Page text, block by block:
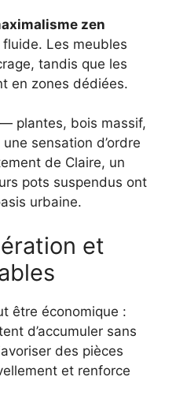
zen
Les meubles
tandis que les
en zones dédiées.
— plantes, bois massif,
sensation d’ordre
de Claire, un
pots suspendus ont
urbaine.
et
être économique :
d’accumuler sans
des pièces
et renforce